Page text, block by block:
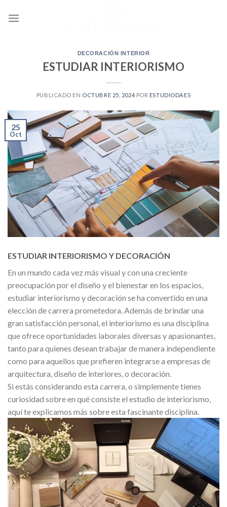
DECORACIÓN INTERIOR
ESTUDIAR INTERIORISMO
PUBLICADO EN OCTUBRE 25, 2024 POR ESTUDIODAES
25
Oct
ESTUDIAR INTERIORISMO Y DECORACIÓN
En un mundo cada vez más visual y con una creciente
preocupación por el diseño y el bienestar en los espacios,
estudiar interiorismo y decoración se ha convertido en una
elección de carrera prometedora. Además de brindar una
gran satisfacción personal, el interiorismo es una disciplina
que ofrece oportunidades laborales diversas y apasionantes,
tanto para quienes desean trabajar de manera independiente
como para aquellos que prefieren integrarse a empresas de
arquitectura, diseño de interiores, o decoración.
Si estás considerando esta carrera, o simplemente tienes
curiosidad sobre en qué consiste el estudio de interiorismo,
aquí te explicamos más sobre esta fascinante disciplina.